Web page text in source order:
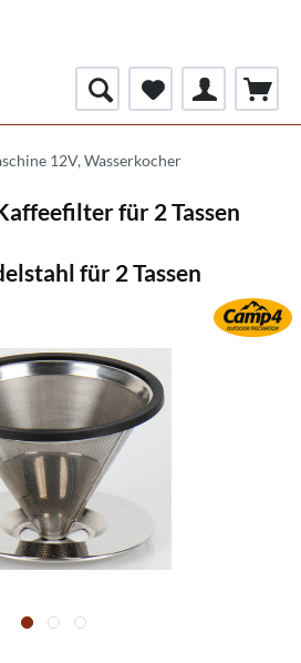
12V, Wasserkocher
für 2 Tassen
für 2 Tassen